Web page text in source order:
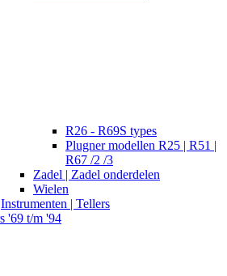
R26 - R69S types
Plugner modellen R25 | R51 |
R67 /2 /3
Zadel | Zadel onderdelen
Wielen
Instrumenten | Tellers
'69 t/m '94